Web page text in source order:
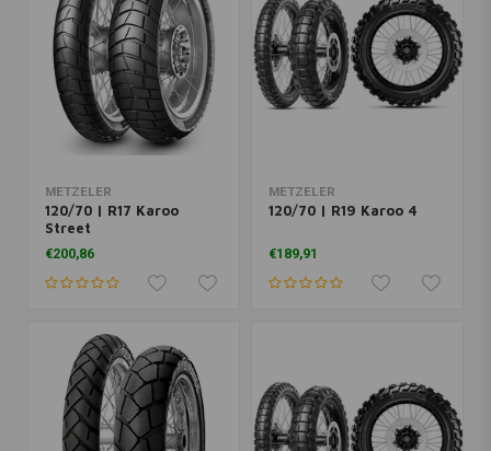
METZELER
120/70 | R17 Karoo
Street
€200,86
METZELER
120/70 | R19 Karoo 4
€189,91